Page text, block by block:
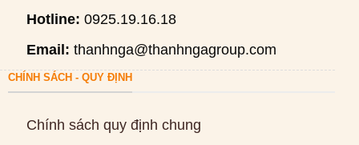
Hotline: 0925.19.16.18
Email: thanhnga@thanhngagroup.com
CHÍNH SÁCH - QUY ĐỊNH
Chính sách quy định chung